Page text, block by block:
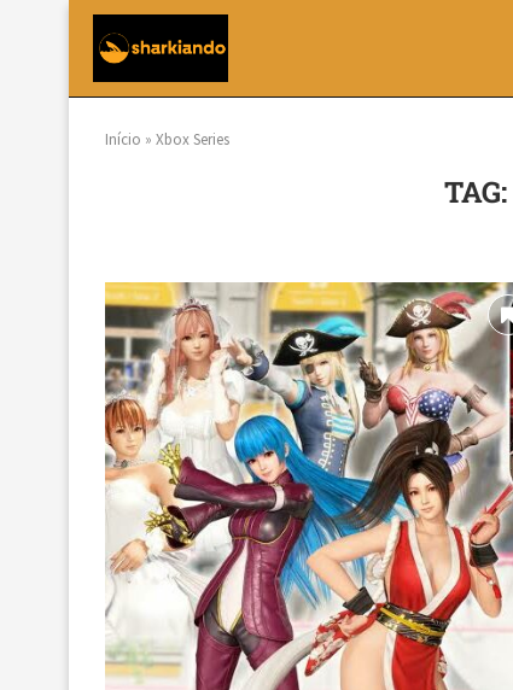
Início » Xbox Series
TAG: